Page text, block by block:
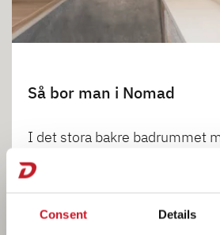
Consent Details
Så bor man i Nomad
I det stora bakre badrummet
duschkabin har man
rörelsefrihet. Det stora
luftutbytet när man har